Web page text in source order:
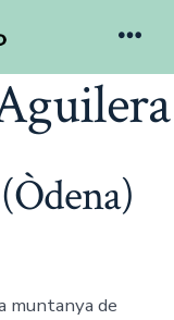
muntanya de